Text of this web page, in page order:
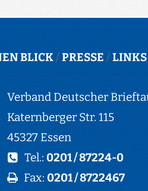
BLICK/PRESSE /LINKS
Verband Deutscher
Katernberger Str. 115
45327 Essen
Tel.: 0201 / 87224-0
Fax: 0201 / 8722467